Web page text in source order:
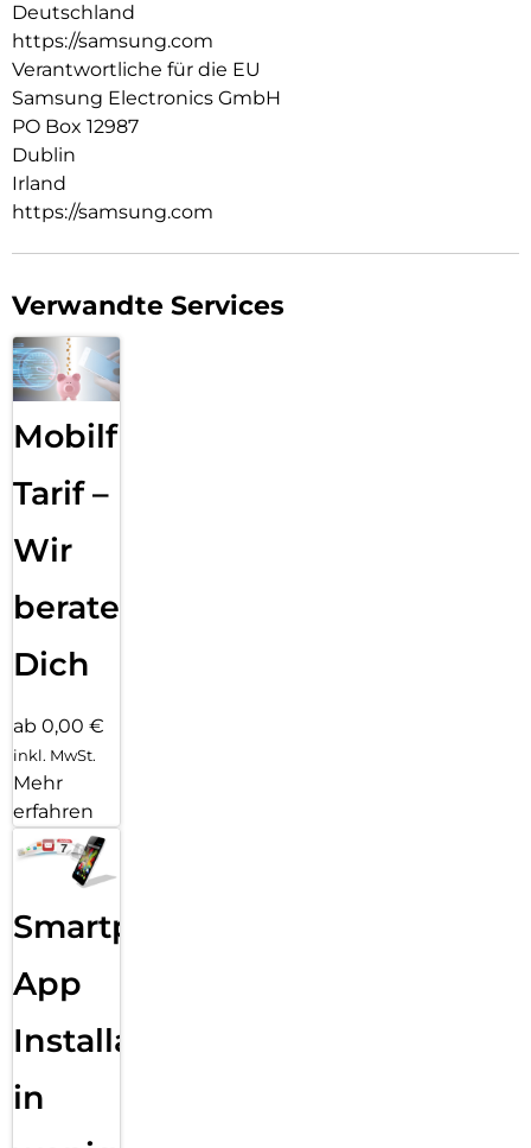
Deutschland
https://samsung.com
Verantwortliche für die EU
Samsung Electronics GmbH
PO Box 12987
Dublin
Irland
https://samsung.com
Verwandte Services
Mobilfunk
Tarif –
Wir
beraten
Dich
ab 0,00 €
inkl. MwSt.
Mehr
erfahren
Smartphone
App
Installation
in